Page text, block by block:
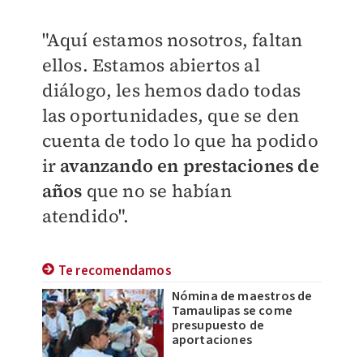
"Aquí estamos nosotros, faltan
ellos. Estamos abiertos al
diálogo, les hemos dado todas
las oportunidades, que se den
cuenta de todo lo que ha podido
ir avanzando en prestaciones de
años que no se habían
atendido".
Te recomendamos
Nómina de maestros de
Tamaulipas se come
presupuesto de
aportaciones